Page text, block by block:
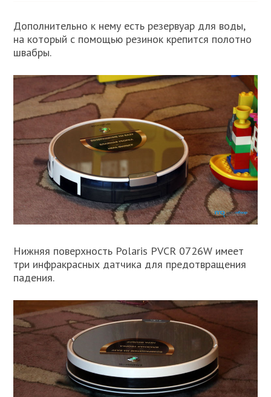
Дополнительно к нему есть резервуар для воды,
на который с помощью резинок крепится полотно
швабры.
Нижняя поверхность Polaris PVCR 0726W имеет
три инфракрасных датчика для предотвращения
падения.